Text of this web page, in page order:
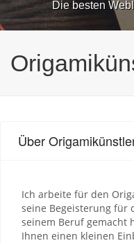
Die besten
Über
Ich arbeite für den
seine Begeisterung für
seinem Beruf gemacht
Ihnen einen kleinen